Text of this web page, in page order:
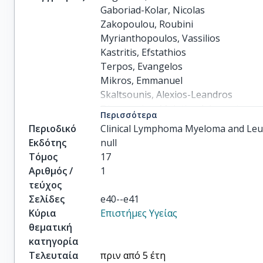
Gaboriad-Kolar, Nicolas
Zakopoulou, Roubini
Myrianthopoulos, Vassilios
Kastritis, Efstathios
Terpos, Evangelos
Mikros, Emmanuel
Skaltsounis, Alexios-Leandros
Dimopoulos, Meletios Athanasios
Περισσότερα
Περιοδικό
Clinical Lymphoma Myeloma and
Εκδότης
null
Τόμος
17
Αριθμός /
τεύχος
1
Σελίδες
e40--e41
Κύρια
θεματική
κατηγορία
Επιστήμες Υγείας
Τελευταία
πριν από 5 έτη